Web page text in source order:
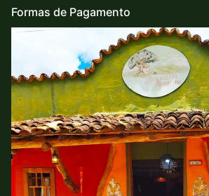
Formas de Pagamento